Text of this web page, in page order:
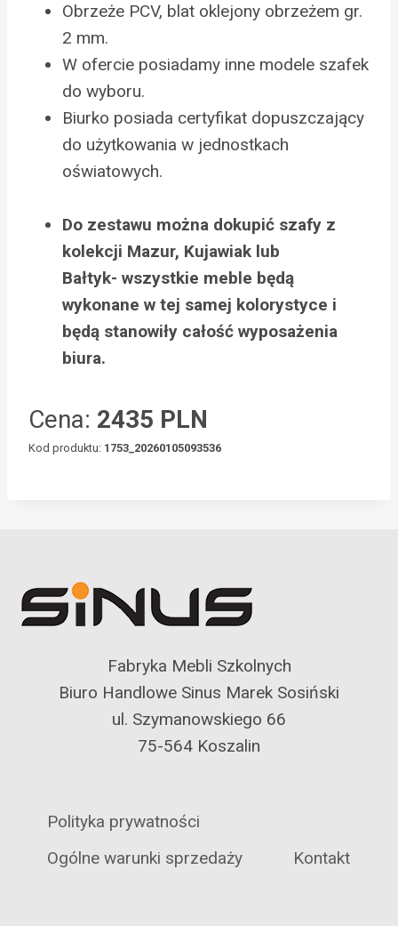
Obrzeże PCV, blat oklejony obrzeżem gr.
2 mm.
W ofercie posiadamy inne modele szafek
do wyboru.
Biurko posiada certyfikat dopuszczający
do użytkowania w jednostkach
oświatowych.
Do zestawu można dokupić szafy z
kolekcji Mazur, Kujawiak lub
Bałtyk- wszystkie meble będą
wykonane w tej samej kolorystyce i
będą stanowiły całość wyposażenia
biura.
Cena: 2435 PLN
Kod produktu: 1753_20260105093536
Fabryka Mebli Szkolnych
Biuro Handlowe Sinus Marek Sosiński
ul. Szymanowskiego 66
75-564 Koszalin
Polityka prywatności
Ogólne warunki sprzedaży
Kontakt